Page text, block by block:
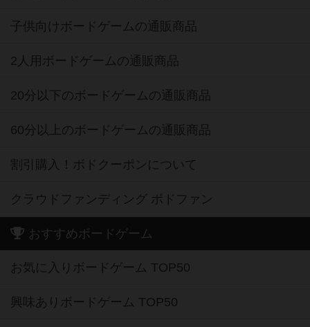
子供向けボードゲームの通販商品
2人用ボードゲームの通販商品
20分以下のボードゲームの通販商品
60分以上のボードゲームの通販商品
割引購入！ボドクーポンについて
クラウドファンディング ボドファン
おすすめボードゲーム
お気に入りボードゲーム TOP50
興味ありボードゲーム TOP50